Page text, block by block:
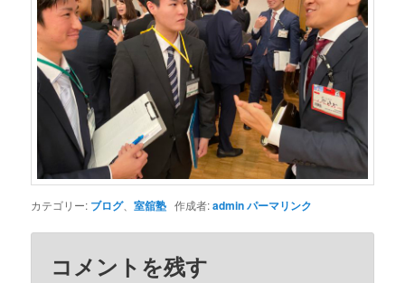
カテゴリー: ブログ、室舘塾 作成者:adminパーマリンク
コメントを残す